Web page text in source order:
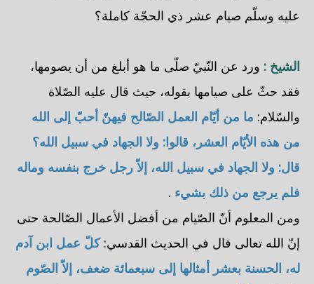
عليه وسلّم صيام عشر ذي الحجّة كاملة؟
الشيخ : ورد عن النّبيّ صلّى ما هو أبلغ من أن يصومها،
فقد حثّ على صيامها بقوله، حيث قال عليه الصّلاة
والسّلام: ما من أيّام العمل الصّالح فيهنّ أحبّ إلى الله
من هذه الأيّام العشر، قالوا: ولا الجهاد في سبيل الله؟
قال: ولا الجهاد في سبيل الله، إلاّ رجل خرج بنفسه وماله
فلم يرجع من ذلك بشيء .
ومن المعلوم أنّ الصّيام من أفضل الأعمال الصّالحة حتى
إنّ الله تعالى قال في الحديث القدسي:كلّ عمل ابن آدم
له، الحسنة بعشر أمثالها إلى سبعمائة ضعف، إلاّ الصّوم